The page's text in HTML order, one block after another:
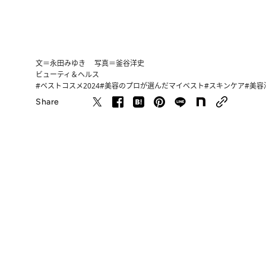
文＝永田みゆき 写真＝釜谷洋史
ビューティ＆ヘルス
#ベストコスメ2024#美容のプロが選んだマイベスト#スキンケア#美容
Share